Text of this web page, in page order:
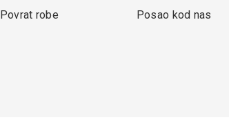
Povrat robe
Posao kod nas